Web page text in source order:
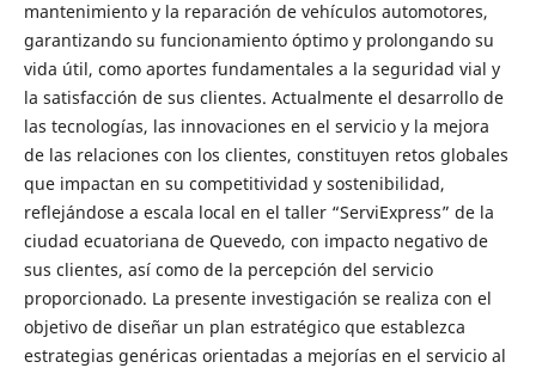
mantenimiento y la reparación de vehículos automotores,
garantizando su funcionamiento óptimo y prolongando su
vida útil, como aportes fundamentales a la seguridad vial y
la satisfacción de sus clientes. Actualmente el desarrollo de
las tecnologías, las innovaciones en el servicio y la mejora
de las relaciones con los clientes, constituyen retos globales
que impactan en su competitividad y sostenibilidad,
reflejándose a escala local en el taller “ServiExpress” de la
ciudad ecuatoriana de Quevedo, con impacto negativo de
sus clientes, así como de la percepción del servicio
proporcionado. La presente investigación se realiza con el
objetivo de diseñar un plan estratégico que establezca
estrategias genéricas orientadas a mejorías en el servicio al